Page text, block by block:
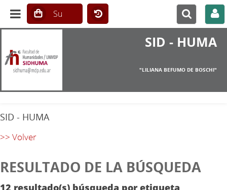
SID - HUMA
"LILIANA BEFUMO DE BOSCHI"
SID - HUMA
>> Volver
RESULTADO DE LA BÚSQUEDA
12 resultado(s) búsqueda por etiqueta